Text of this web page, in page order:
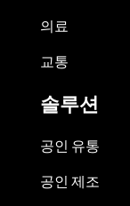
의료
교통
솔루션
공인 유통
공인 제조